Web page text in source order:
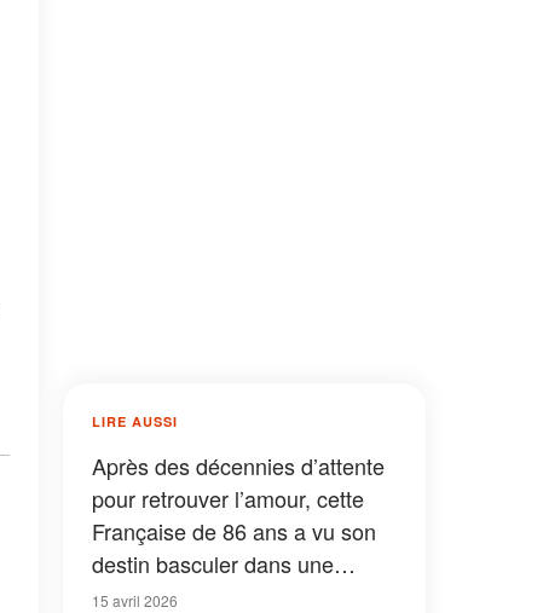
LIRE AUSSI
Après des décennies d’attente
pour retrouver l’amour, cette
Française de 86 ans a vu son
destin basculer dans une
affaire inattendue
15 avril 2026